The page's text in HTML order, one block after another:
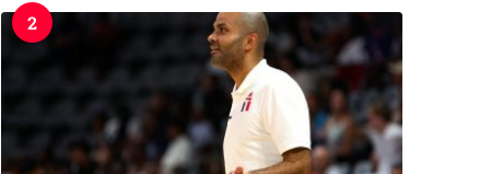
2